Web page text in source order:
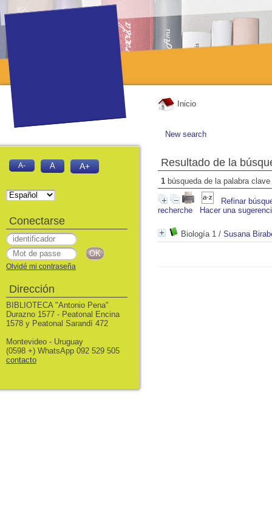
Inicio
New search
Resultado de la
1 búsqueda de la palabra clave
Refinar
recherche
Hacer una
Biología 1 / Susana
A- A A+
Conectarse
Olvidé mi contraseña
Dirección
BIBLIOTECA "Antonio Pena"
Durazno 1577 - Peatonal Encina
1578 y Peatonal Sarandí 472
Montevideo - Uruguay
(0598 +) WhatsApp 092 529 505
contacto